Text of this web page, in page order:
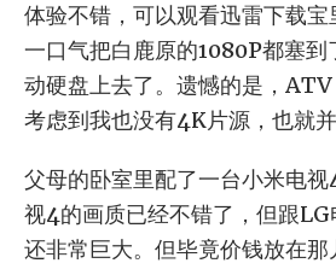
体验不错，可以观看迅雷下载
一口气把白鹿原的1080P都塞到
动硬盘上去了。遗憾的是，
考虑到我也没有4K片源，也就并
父母的卧室里配了一台小米电
视4的画质已经不错了，但跟
还非常巨大。但毕竟价钱放在